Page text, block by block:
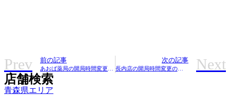
Prev 前の記事 次の記事
長内店の開局時間変更のお知らせ Next
店舗検索
青森県エリア